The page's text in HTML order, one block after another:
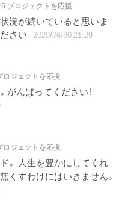
プロジェクトを応援
況が続いていると思いま
さい
2020/06/30 21:29
ロジェクトを応援
がんばってください！
ロジェクトを応援
。 人生を豊かにしてくれ
くすわけにはいきません。